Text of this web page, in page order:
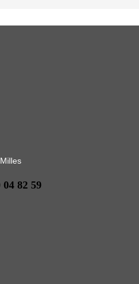
04 82 59